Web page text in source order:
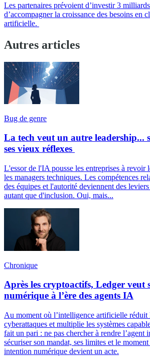
Les partenaires prévoient d’investir 3
d’accompagner la croissance des besoins en
artificielle.
Autres articles
Bug de genre
La tech veut un autre leadership...
ses vieux réflexes
L'essor de l'IA pousse les entreprises à revoir
les managers techniques. Les compétences
des équipes et l'autorité deviennent des
autant que d'inclusion. Oui, mais...
Chronique
Après les cryptoactifs, Ledger veut
numérique à l’ère des agents IA
Au moment où l’intelligence artificielle réduit
cyberattaques et multiplie les systèmes
fait un pari : ne pas chercher à rendre l’agent
sécuriser son mandat, ses limites et le
intention numérique devient un acte.